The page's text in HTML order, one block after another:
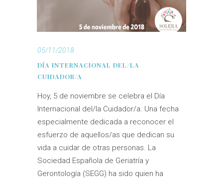
05/11/2018
DÍA INTERNACIONAL DEL/LA
CUIDADOR/A
Hoy, 5 de noviembre se celebra el Día
Internacional del/la Cuidador/a. Una fecha
especialmente dedicada a reconocer el
esfuerzo de aquellos/as que dedican su
vida a cuidar de otras personas. La
Sociedad Española de Geriatría y
Gerontología (SEGG) ha sido quien ha